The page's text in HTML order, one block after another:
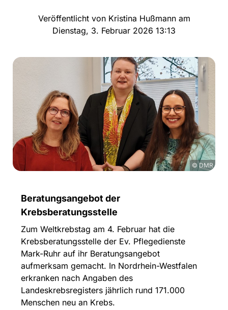
Veröffentlicht von Kristina Hußmann am
Dienstag, 3. Februar 2026 13:13
© DMR
Beratungsangebot der
Krebsberatungsstelle
Zum Weltkrebstag am 4. Februar hat die
Krebsberatungsstelle der Ev. Pflegedienste
Mark-Ruhr auf ihr Beratungsangebot
aufmerksam gemacht. In Nordrhein-Westfalen
erkranken nach Angaben des
Landeskrebsregisters jährlich rund 171.000
Menschen neu an Krebs.